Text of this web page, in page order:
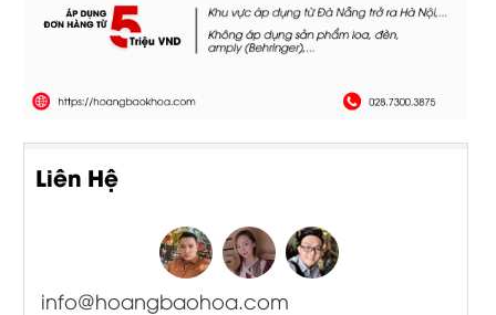
Liên Hệ
info@hoangbaohoa.com